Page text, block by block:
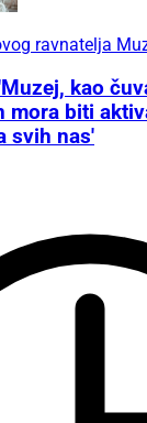
ravnatelja
kao
mora biti
svih nas'